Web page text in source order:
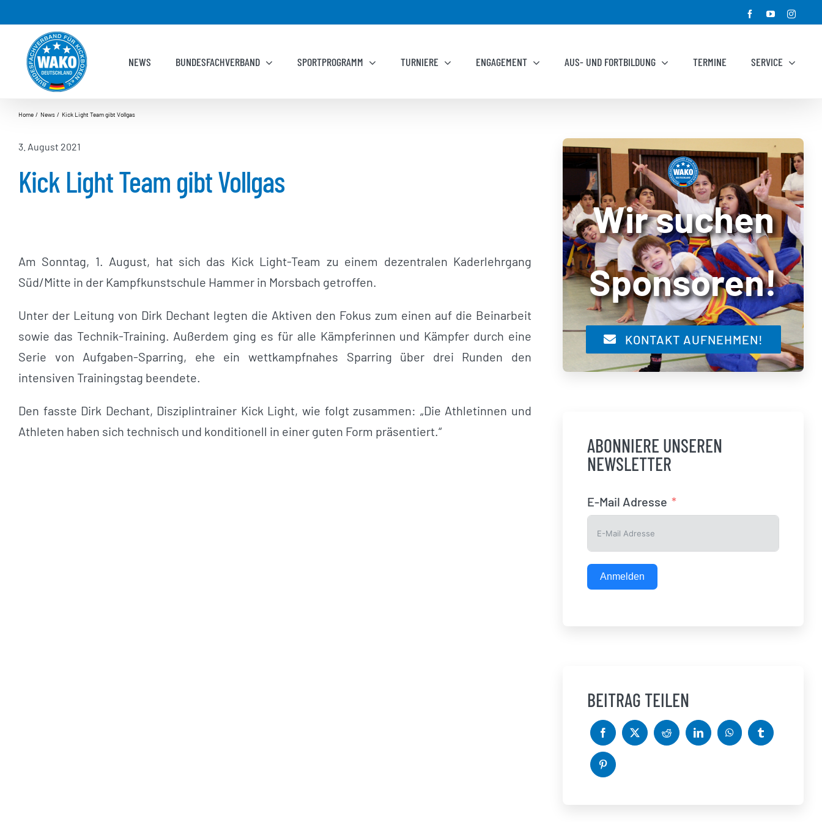
springen
FacebookYouTube
NEWS BUNDESFACHVERBAND SPORTPROGRAMM TURNIERE ENGAGEMENT AUS- UND FORTBILDUNG TERMINE SERVICE
Home News Kick Light Team gibt Vollgas
3. August 2021
Kick Light Team gibt Vollgas
Am Sonntag, 1. August, hat sich das Kick Light-Team zu einem dezentralen Kaderlehrgang
Süd/Mitte in der Kampfkunstschule Hammer in Morsbach getroffen.
Unter der Leitung von Dirk Dechant legten die Aktiven den Fokus zum einen auf die Beinarbeit
sowie das Technik-Training. Außerdem ging es für alle Kämpferinnen und Kämpfer durch eine
Serie von Aufgaben-Sparring, ehe ein wettkampfnahes Sparring über drei Runden den
intensiven Trainingstag beendete.
Den fasste Dirk Dechant, Disziplintrainer Kick Light, wie folgt zusammen: „Die Athletinnen und
Athleten haben sich technisch und konditionell in einer guten Form präsentiert.“
Wir suchen
Sponsoren!
KONTAKT AUFNEHMEN!
ABONNIERE UNSEREN
NEWSLETTER
E-Mail Adresse
Anmelden
BEITRAG TEILEN